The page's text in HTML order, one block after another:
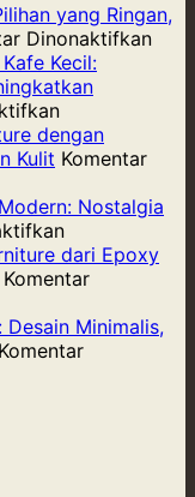
yang Ringan,
Dinonaktifkanpada
dan
Kecil:
pada
Proyek
Custom
untuk
Kafe
Kecil:
Menciptakan
dan
Meningkatkan
dengan
Kulit Komentar
Nostalgia
pada
Custom
Furniture
Century
Modern:
dari Epoxy
Komentar
Desain Minimalis,
Komentar